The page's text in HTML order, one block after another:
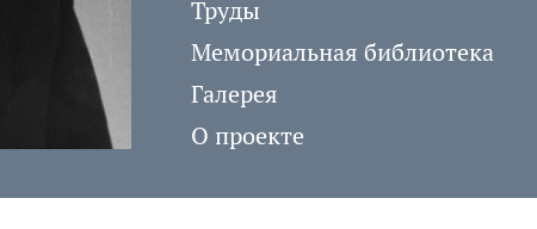
Труды
Мемориальная библиотека
Галерея
О проекте